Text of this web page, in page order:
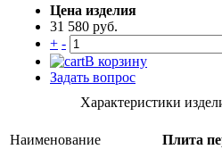
Цена изделия
31 580 руб.
+ -
В корзину
Задать вопрос
Характеристики
Наименование Плита